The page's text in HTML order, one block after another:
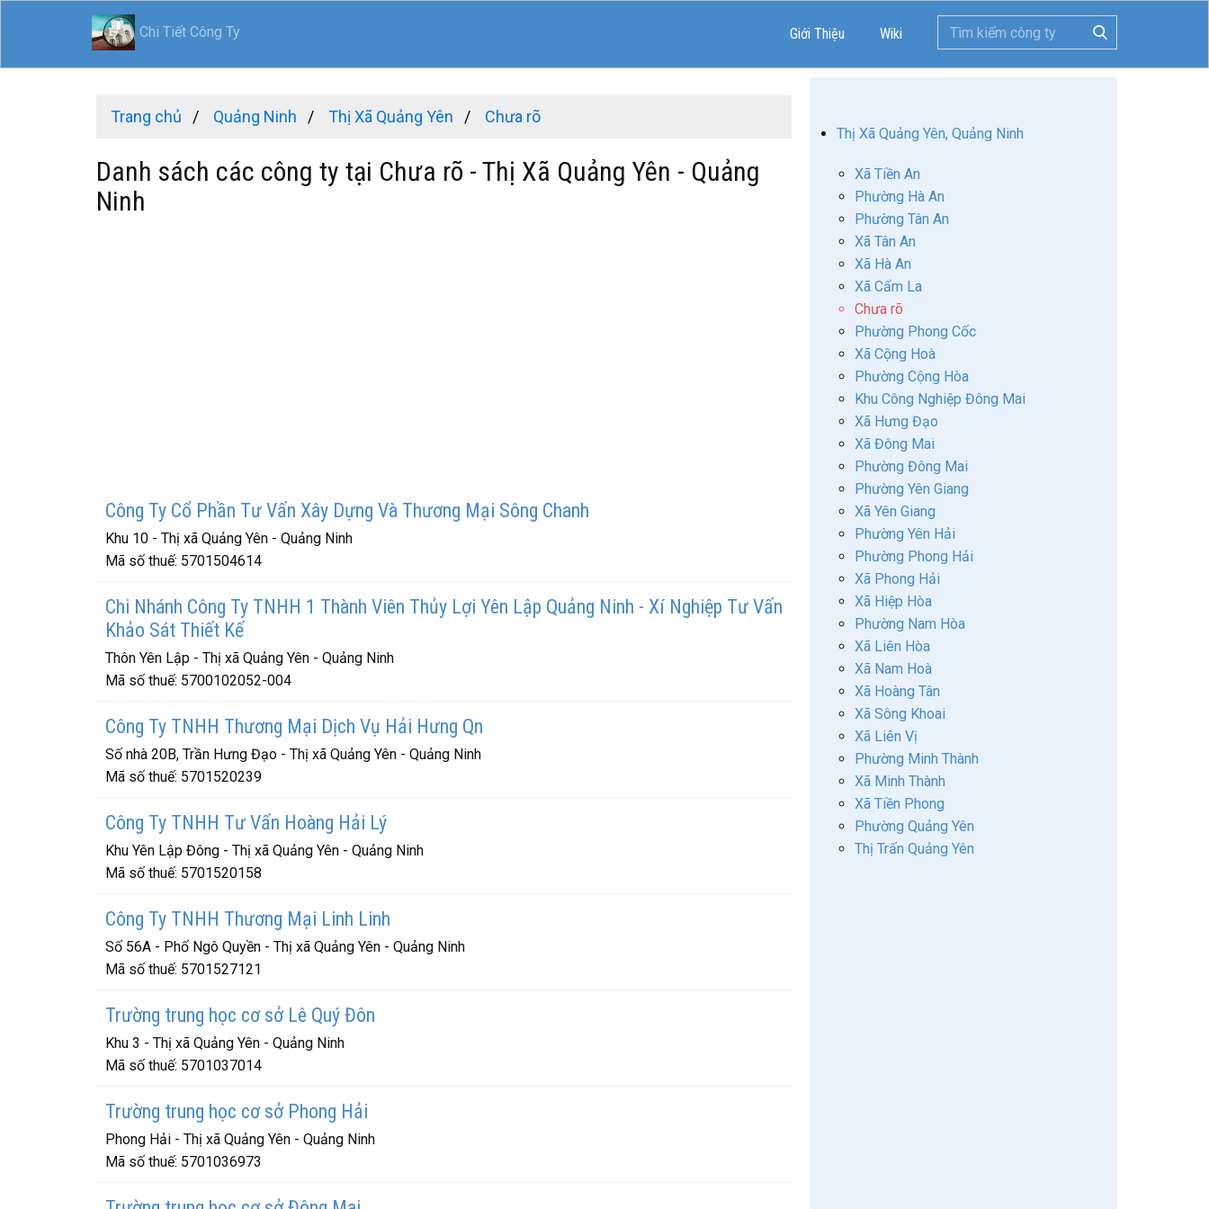
Chi Tiết Công Ty Giới Thiệu Wiki
Trang chủ Quảng Ninh Thị Xã Quảng Yên Chưa rõ
Danh sách các công ty tại Chưa rõ - Thị Xã Quảng Yên - Quảng
Ninh
Công Ty Cổ Phần Tư Vấn Xây Dựng Và Thương Mại Sông Chanh
Khu 10 - Thị xã Quảng Yên - Quảng Ninh
Mã số thuế: 5701504614
Chi Nhánh Công Ty TNHH 1 Thành Viên Thủy Lợi Yên Lập Quảng Ninh - Xí Nghiệp Tư Vấn
Khảo Sát Thiết Kế
Thôn Yên Lập - Thị xã Quảng Yên - Quảng Ninh
Mã số thuế: 5700102052-004
Công Ty TNHH Thương Mại Dịch Vụ Hải Hưng Qn
Số nhà 20B, Trần Hưng Đạo - Thị xã Quảng Yên - Quảng Ninh
Mã số thuế: 5701520239
Công Ty TNHH Tư Vấn Hoàng Hải Lý
Khu Yên Lập Đông - Thị xã Quảng Yên - Quảng Ninh
Mã số thuế: 5701520158
Công Ty TNHH Thương Mại Linh Linh
Số 56A - Phố Ngô Quyền - Thị xã Quảng Yên - Quảng Ninh
Mã số thuế: 5701527121
Trường trung học cơ sở Lê Quý Đôn
Khu 3 - Thị xã Quảng Yên - Quảng Ninh
Mã số thuế: 5701037014
Trường trung học cơ sở Phong Hải
Phong Hải - Thị xã Quảng Yên - Quảng Ninh
Mã số thuế: 5701036973
Thị Xã Quảng Yên, Quảng Ninh
Xã Tiền An
Phường Hà An
Phường Tân An
Xã Tân An
Xã Hà An
Xã Cẩm La
Chưa rõ
Phường Phong Cốc
Xã Cộng Hoà
Phường Cộng Hòa
Khu Công Nghiệp Đông Mai
Xã Hưng Đạo
Xã Đông Mai
Phường Đông Mai
Phường Yên Giang
Xã Yên Giang
Phường Yên Hải
Phường Phong Hải
Xã Phong Hải
Xã Hiệp Hòa
Phường Nam Hòa
Xã Liên Hòa
Xã Nam Hoà
Xã Hoàng Tân
Xã Sông Khoai
Xã Liên Vị
Phường Minh Thành
Xã Minh Thành
Xã Tiền Phong
Phường Quảng Yên
Thị Trấn Quảng Yên